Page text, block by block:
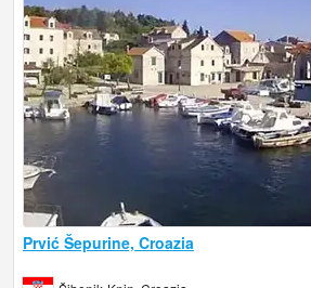
Prvić Šepurine, Croazia